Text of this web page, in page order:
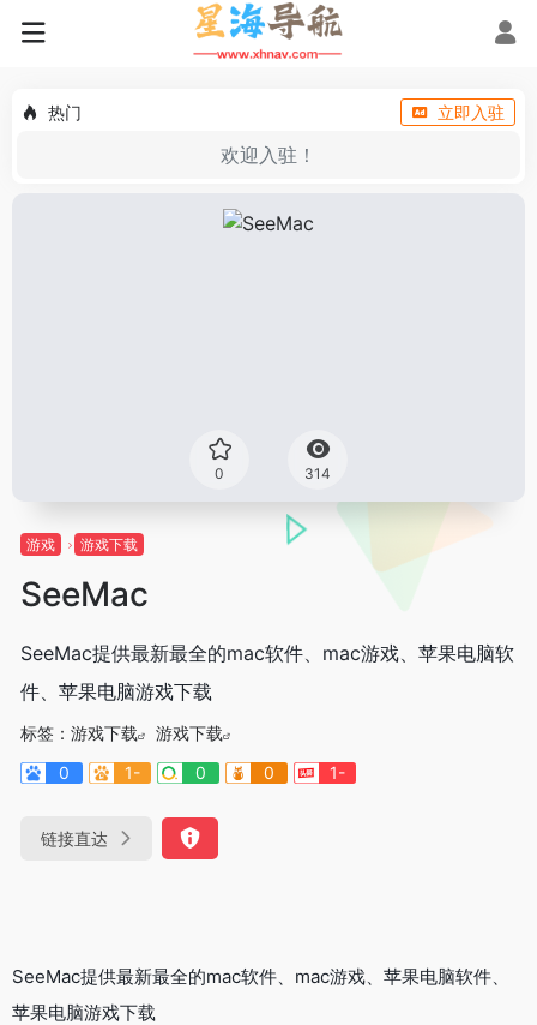
热门 立即入驻
欢迎入驻！
0 314
游戏 游戏下载
SeeMac
SeeMac提供最新最全的mac软件、mac游戏、苹果电脑软
件、苹果电脑游戏下载
标签： 游戏下载
游戏下载
0
1- 0 0 1-
链接直达
SeeMac提供最新最全的mac软件、mac游戏、苹果电脑软件、
苹果电脑游戏下载